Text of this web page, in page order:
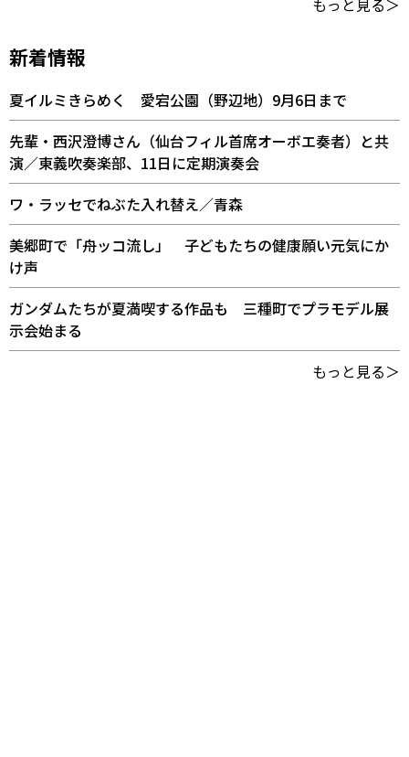
新着情報
夏イルミきらめく 愛宕公園（野辺地）9月6日まで
先輩・西沢澄博さん（仙台フィル首席オーボエ奏者）と共
演／東義吹奏楽部、11日に定期演奏会
ワ・ラッセでねぶた入れ替え／青森
美郷町で「舟ッコ流し」 子どもたちの健康願い元気にか
け声
ガンダムたちが夏満喫する作品も 三種町でプラモデル展
示会始まる
もっと見る＞